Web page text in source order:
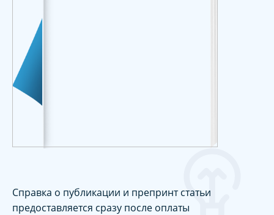
Справка о публикации и препринт статьи
предоставляется сразу после оплаты